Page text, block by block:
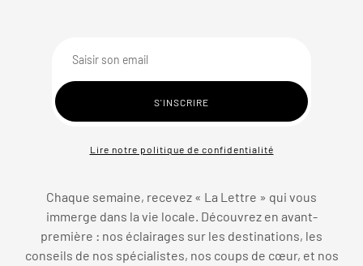
Lire notre politique de confidentialité
Chaque semaine, recevez « La Lettre » qui vous
immerge dans la vie locale. Découvrez en avant-
première : nos éclairages sur les destinations, les
conseils de nos spécialistes, nos coups de cœur, et nos